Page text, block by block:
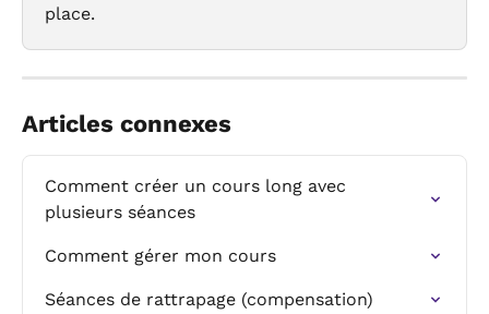
place.
Articles connexes
Comment créer un cours long avec
plusieurs séances
Comment gérer mon cours
Séances de rattrapage (compensation)